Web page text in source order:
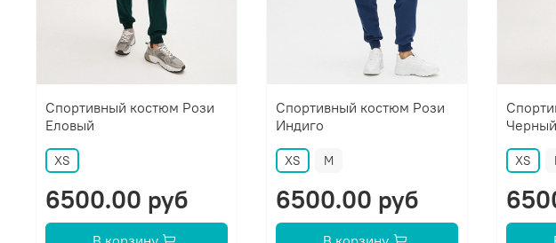
Спортивный костюм Рози
Еловый
XS
6500.00 руб
Спортивный костюм Рози
Индиго
XS M
6500.00 руб
Черный
XS